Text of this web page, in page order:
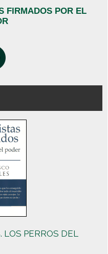
FIRMADOS POR EL
LOS PERROS DEL